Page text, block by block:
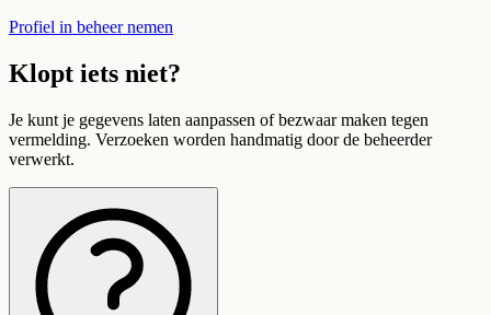
Profiel in beheer nemen
Klopt iets niet?
Je kunt je gegevens laten aanpassen of bezwaar maken tegen
vermelding. Verzoeken worden handmatig door de beheerder
verwerkt.